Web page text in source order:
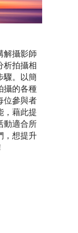
解攝影師
析拍攝相
驟。以簡
攝的各種
位參與者
，藉此提
動適合所
，想提升